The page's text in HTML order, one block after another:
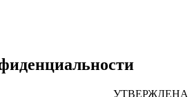
УТВЕРЖДЕНА